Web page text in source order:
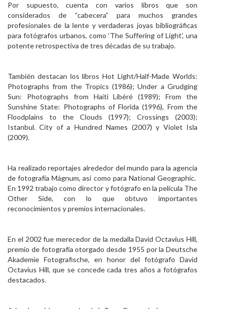
Por supuesto, cuenta con varios libros que son
considerados de “cabecera” para muchos grandes
profesionales de la lente y verdaderas joyas bibliográficas
para fotógrafos urbanos, como ‘The Suffering of Light’, una
potente retrospectiva de tres décadas de su trabajo.
También destacan los libros Hot Light/Half-Made Worlds:
Photographs from the Tropics (1986); Under a Grudging
Sun: Photographs from Haiti Libéré (1989); From the
Sunshine State: Photographs of Florida (1996), From the
Floodplains to the Clouds (1997); Crossings (2003);
Istanbul. City of a Hundred Names (2007) y Violet Isla
(2009).
Ha realizado reportajes alrededor del mundo para la agencia
de fotografía Mágnum, así como para National Geographic.
En 1992 trabajo como director y fotógrafo en la película The
Other Side, con lo que obtuvo importantes
reconocimientos y premios internacionales.
En el 2002 fue merecedor de la medalla David Octavius Hill,
premio de fotografía otorgado desde 1955 por la Deutsche
Akademie Fotografische, en honor del fotógrafo David
Octavius Hill, que se concede cada tres años a fotógrafos
destacados.